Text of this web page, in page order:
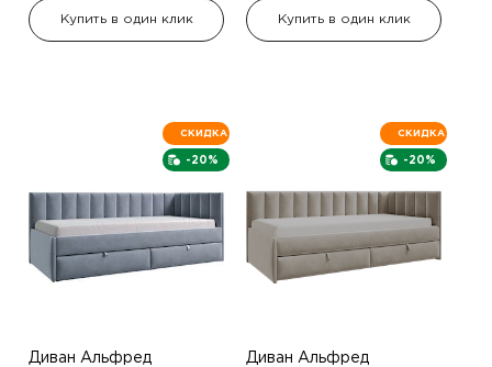
Купить в один клик Купить в один клик
-20%
СКИДКА
Диван Альфред
-20%
СКИДКА
Диван Альфред